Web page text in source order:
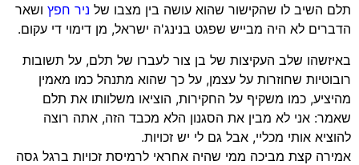
תלם השיב לו שהקישור שהוא עושה בין מצבו של ניר חפץ ושאר
הדברים לא היה מבייש שפגט בנינג'ה ישראל, מן דימוי די עקום.
באיזשהו שלב העקיצות של בן צור לעברו של תלם, על תשובות
רובוטיות שחוזרות על עצמן, על כך שהוא מתנהל כמו מאמין
מהיציע, כמו משקיף על החקירות, הוציאו משלוותו את תלם
שאמר: אני לא מבין את הסגנון הלא מכבד הזה, אתה רוצה
להוציא אותי מכליי, אבל גם לי יש זכויות.
אמירה קצת מביכה ממי שהיה אחראי לרמיסת זכויות ברגל גסה